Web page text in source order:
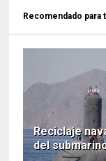
Recomendado para
Reciclaje
del